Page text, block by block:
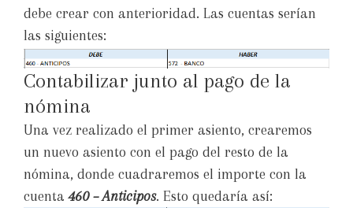
debe crear con anterioridad. Las cuentas serían
las siguientes:
Contabilizar junto al pago de la
nómina
Una vez realizado el primer asiento, crearemos
un nuevo asiento con el pago del resto de la
nómina, donde cuadraremos el importe con la
cuenta460 – Anticipos. Esto quedaría así: